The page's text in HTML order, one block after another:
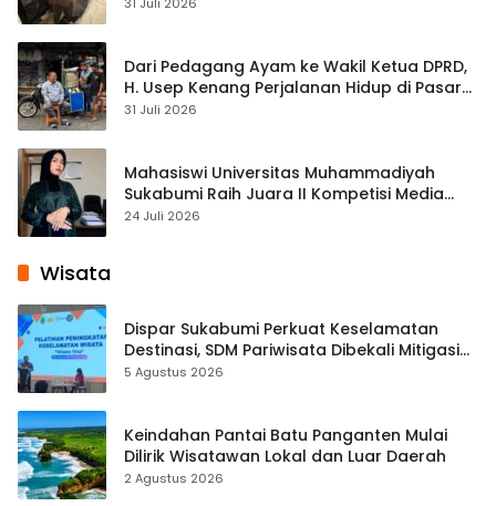
Dari Pedagang Ayam ke Wakil Ketua DPRD,
H. Usep Kenang Perjalanan Hidup di Pasar
Cisaat
31 Juli 2026
Mahasiswi Universitas Muhammadiyah
Sukabumi Raih Juara II Kompetisi Media
Pembelajaran Digital Tingkat Internasional
24 Juli 2026
Wisata
Dispar Sukabumi Perkuat Keselamatan
Destinasi, SDM Pariwisata Dibekali Mitigasi
hingga Teknik Evakuasi
5 Agustus 2026
Keindahan Pantai Batu Panganten Mulai
Dilirik Wisatawan Lokal dan Luar Daerah
2 Agustus 2026